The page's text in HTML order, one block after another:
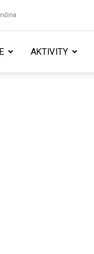
AKTIVITY